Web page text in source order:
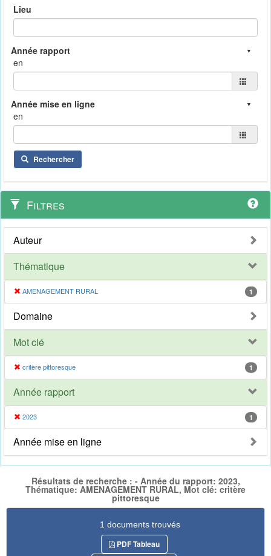
Lieu
en
en
Rechercher
Filtres
Auteur
Thématique
AMENAGEMENT RURAL 1
Domaine
Mot clé
critère pittoresque 1
Année rapport
2023 1
Année mise en ligne
Résultats de recherche : - Année du rapport: 2023,
Thématique: AMENAGEMENT RURAL, Mot clé: critère
pittoresque
1 documents trouvés
PDF Tableau